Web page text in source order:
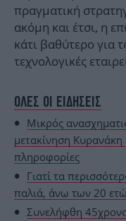
πραγματική
ακόμη και έτσι, η
κάτι βαθύτερο για
τεχνολογικές
ΟΛΕΣ ΟΙ ΕΙΔΗΣΕΙΣ
Μικρός
μετακίνηση
πληροφορίες
Γιατί τα
παλιά, άνω των 20
Συνελήφθη